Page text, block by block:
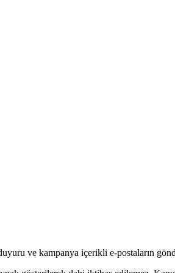
ve kampanya içerikli e-postaların